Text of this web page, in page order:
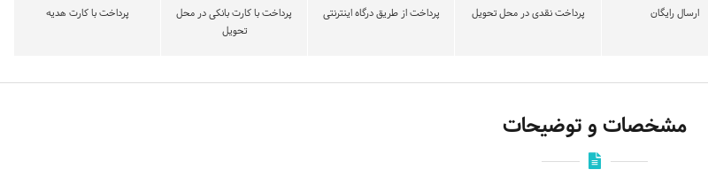
ارسال رایگان پرداخت نقدی در محل تحویل پرداخت از طریق درگاه اینترنتی
پرداخت با کارت بانکی در محل
تحویل
پرداخت با کارت هدیه
مشخصات و توضیحات